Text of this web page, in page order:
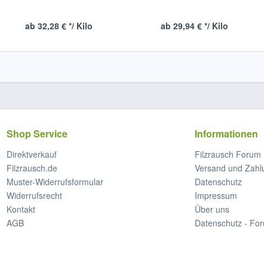
ab 32,28 € */ Kilo ab 29,94 € */ Kilo
Shop Service
Direktverkauf
Filzrausch.de
Muster-Widerrufsformular
Widerrufsrecht
Kontakt
AGB
Informationen
Filzrausch Forum
Versand und
Datenschutz
Impressum
Über uns
Datenschutz -